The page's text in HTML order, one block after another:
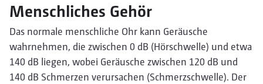
Menschliches Gehör
Das normale menschliche Ohr kann Geräusche
wahrnehmen, die zwischen 0 dB (Hörschwelle) und etwa
140 dB liegen, wobei Geräusche zwischen 120 dB und
140 dB Schmerzen verursachen (Schmerzschwelle). Der